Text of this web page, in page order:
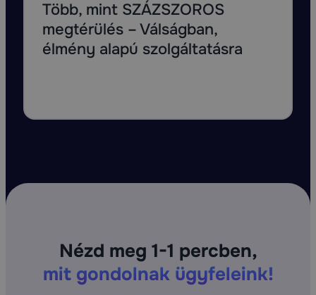
Több, mint SZÁZSZOROS
megtérülés – Válságban,
élmény alapú szolgáltatásra
Nézd meg 1-1 percben,
mit gondolnak ügyfeleink!